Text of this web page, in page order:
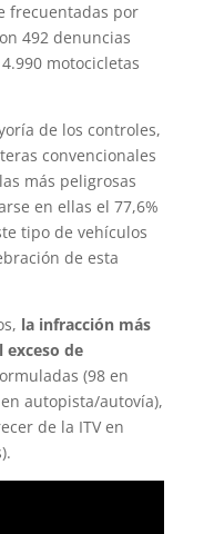
frecuentadas por
492 denuncias
motocicletas
de los controles,
convencionales
más peligrosas
en ellas el 77,6%
tipo de vehículos
de esta
la infracción más
exceso de
(98 en
autopista/autovía),
de la ITV en